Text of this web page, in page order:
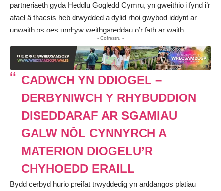
partneriaeth gyda Heddlu Gogledd Cymru, yn gweithio i fynd i’r
afael â thacsis heb drwydded a dylid rhoi gwybod iddynt ar
unwaith os oes unrhyw weithgareddau o’r fath ar waith.
- Cofrestru -
CADWCH YN DDIOGEL –
DERBYNIWCH Y RHYBUDDION
DISEDDARAF AR SGAMIAU
GALW NÔL CYNNYRCH A
MATERION DIOGELU’R
CHYHOEDD ERAILL
Bydd cerbyd hurio preifat trwyddedig yn arddangos platiau